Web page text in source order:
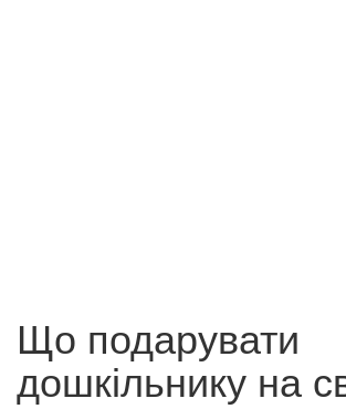
Що подарувати
дошкільнику на